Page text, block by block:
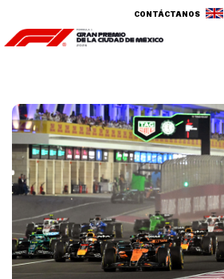
CONTÁCTANOS